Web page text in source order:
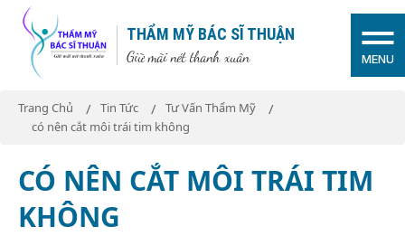
THẨM MỸ BÁC SĨ THUẬN
Giữ mãi nét thanh xuân MENU
Trang Chủ Tin Tức
Tư Vấn Thẩm Mỹ
có nên cắt môi trái tim không
CÓ NÊN CẮT MÔI TRÁI TIM
KHÔNG